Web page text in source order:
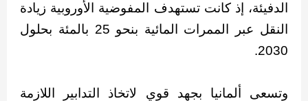
الدفيئة، إذ كانت تستهدف المفوضية الأوروبية زيادة
النقل عبر الممرات المائية بنحو 25 بالمئة بحلول
2030.
وتسعى ألمانيا بجهد قوي لاتخاذ التدابير اللازمة